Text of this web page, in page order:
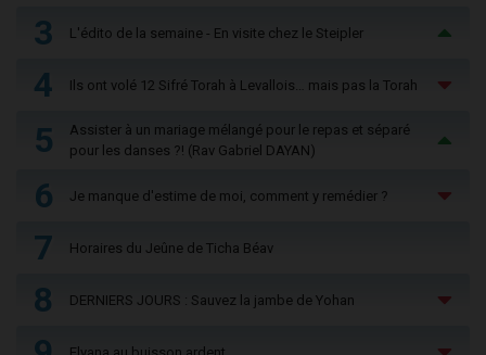
3 L'édito de la semaine - En visite chez le Steipler
4 Ils ont volé 12 Sifré Torah à Levallois… mais pas la Torah
5
Assister à un mariage mélangé pour le repas et séparé
pour les danses ?! (Rav Gabriel DAYAN)
6 Je manque d'estime de moi, comment y remédier ?
7 Horaires du Jeûne de Ticha Béav
8 DERNIERS JOURS : Sauvez la jambe de Yohan